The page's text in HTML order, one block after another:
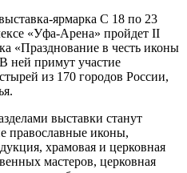
ярмарка С 18 по 23
«Уфа-Арена» пройдет II
«Празднование в честь иконы
ней примут участие
из 170 городов России,
выставки станут
православные иконы,
храмовая и церковная
мастеров, церковная